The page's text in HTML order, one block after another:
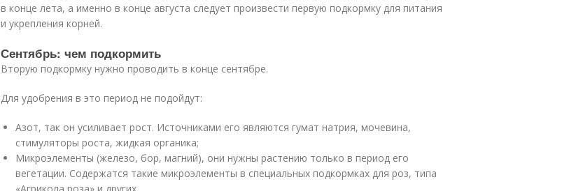
в конце лета, а именно в конце августа следует произвести первую подкормку для питания
и укрепления корней.
Сентябрь: чем подкормить
Вторую подкормку нужно проводить в конце сентябре.
Для удобрения в это период не подойдут:
Азот, так он усиливает рост. Источниками его являются гумат натрия, мочевина,
стимуляторы роста, жидкая органика;
Микроэлементы (железо, бор, магний), они нужны растению только в период его
вегетации. Содержатся такие микроэлементы в специальных подкормках для роз, типа